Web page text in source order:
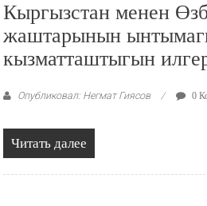
Кыргызстан менен
жаштарынын
кызматташтыгын
Опубликовал: Негмат Гиясов 0
Читать далее